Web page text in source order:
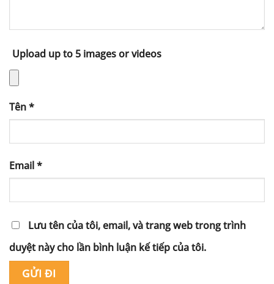
Upload up to 5 images or videos
Tên*
Email*
Lưu tên của tôi, email, và trang web trong trình
duyệt này cho lần bình luận kế tiếp của tôi.